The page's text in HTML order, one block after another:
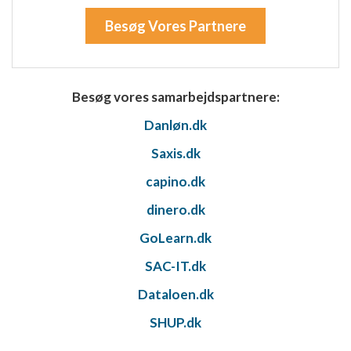
Besøg Vores Partnere
Besøg vores samarbejdspartnere:
Danløn.dk
Saxis.dk
capino.dk
dinero.dk
GoLearn.dk
SAC-IT.dk
Dataloen.dk
SHUP.dk
Udvikle og forbedre tjenester
Bruge begrænsede oplysninger til at vælge
Bruge præcise geografiske
Identificere enheder baseret på aktivt